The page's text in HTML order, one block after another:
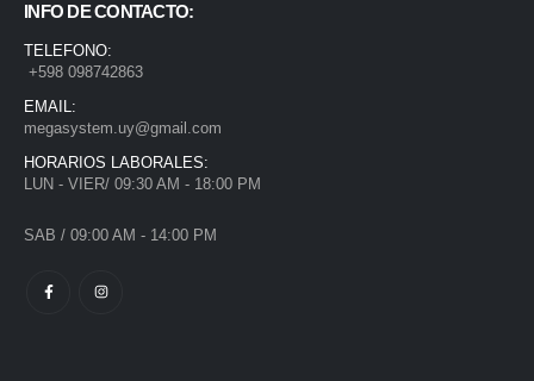
INFO DE CONTACTO:
TELEFONO:
+598 098742863
EMAIL:
megasystem.uy@gmail.com
HORARIOS LABORALES:
LUN - VIER/ 09:30 AM - 18:00 PM
SAB / 09:00 AM - 14:00 PM